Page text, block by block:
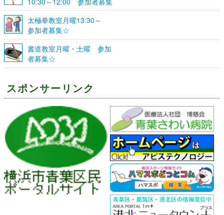
☆
太極拳教室月曜13:30～
参加者募集☆
書道教室月曜・土曜 参加
者募集☆
スポンサーリンク